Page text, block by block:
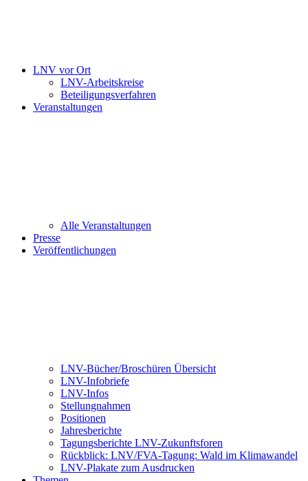
LNV vor Ort
LNV-Arbeitskreise
Beteiligungsverfahren
Veranstaltungen
Alle Veranstaltungen
Presse
Veröffentlichungen
LNV-Bücher/Broschüren Übersicht
LNV-Infobriefe
LNV-Infos
Stellungnahmen
Positionen
Jahresberichte
Tagungsberichte LNV-Zukunftsforen
Rückblick: LNV/FVA-Tagung: Wald im Klimawandel
LNV-Plakate zum Ausdrucken